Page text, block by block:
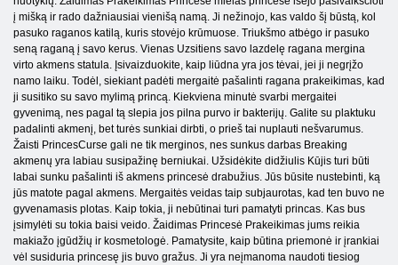
į mišką ir rado dažniausiai vienišą namą. Ji nežinojo, kas valdo šį būstą, kol
pasuko raganos katilą, kuris stovėjo krūmuose. Triukšmo atbėgo ir pasuko
seną raganą į savo kerus. Vienas Uzsitiens savo lazdelę ragana mergina
virto akmens statula. Įsivaizduokite, kaip liūdna yra jos tėvai, jei ji negrįžo
namo laiku. Todėl, siekiant padėti mergaitė pašalinti ragana prakeikimas, kad
ji susitiko su savo mylimą princą. Kiekviena minutė svarbi mergaitei
gyvenimą, nes pagal tą slepia jos pilna purvo ir bakterijų. Galite su plaktuku
padalinti akmenį, bet turės sunkiai dirbti, o prieš tai nuplauti nešvarumus.
Žaisti PrincesCurse gali ne tik merginos, nes sunkus darbas Breaking
akmenų yra labiau susipažinę berniukai. Užsidėkite didžiulis Kūjis turi būti
labai sunku pašalinti iš akmens princesė drabužius. Jūs būsite nustebinti, ką
jūs matote pagal akmens. Mergaitės veidas taip subjaurotas, kad ten buvo ne
gyvenamasis plotas. Kaip tokia, ji nebūtinai turi pamatyti princas. Kas bus
įsimylėti su tokia baisi veido. Žaidimas Princesė Prakeikimas jums reikia
makiažo įgūdžių ir kosmetologė. Pamatysite, kaip būtina priemonė ir įrankiai
vėl susiduria princesę jis buvo gražus. Ji yra neįmanoma naudoti tiesiog